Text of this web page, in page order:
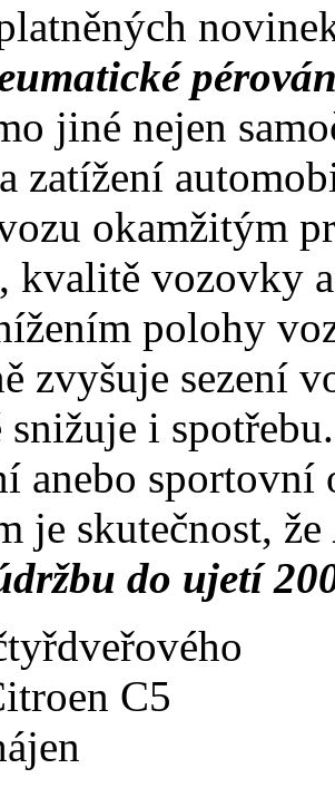
jiné nejen
zatížení
okamžitým
kvalitě vozovky
polohy
zvyšuje sezení
snižuje i
anebo sportovní
je skutečnost, že
do ujetí